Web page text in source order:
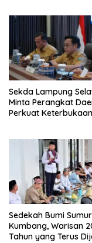
Sekda Lampung
Minta Perangkat
Perkuat Keterbukaan
Sedekah Bumi Sumur
Kumbang, Warisan
Tahun yang Terus